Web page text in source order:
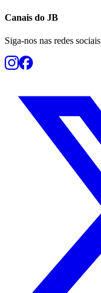
Canais do JB
Siga-nos nas redes sociais